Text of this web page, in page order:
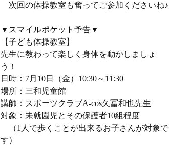
次回の体操教室も奮ってご参加くださいね♪
▼スマイルポケット予告▼
【子ども体操教室】
先生に教わって楽しく身体を動かしましょ
う！
日時：7月10日（金）10:30～11:30
場所：三和児童館
講師：スポーツクラブA-cos久冨和也先生
対象：未就園児とその保護者10組程度
（1人で歩くことが出来るお子さんが対象で
す）